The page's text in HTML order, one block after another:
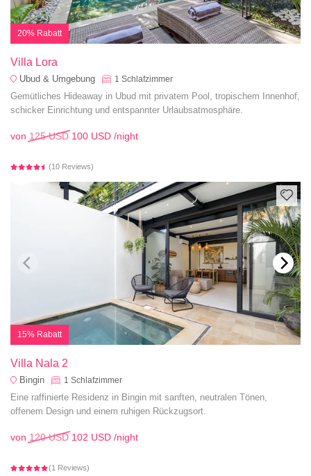
20% Rabatt
Villa Lora
Ubud & Umgebung 1 Schlafzimmer
Gemütliches Hideaway in Ubud mit privatem Pool, tropischem Innenhof,
schicker Einrichtung und entspannter Urlaubsatmosphäre.
von 125 USD 100 USD /night
(10 Reviews)
15% Rabatt
Villa Nala 2
Bingin 1 Schlafzimmer
Eine raffinierte Residenz in Bingin mit sanften, neutralen Tönen,
offenem Design und einem ruhigen Rückzugsort.
von 120 USD 102 USD /night
(1 Reviews)